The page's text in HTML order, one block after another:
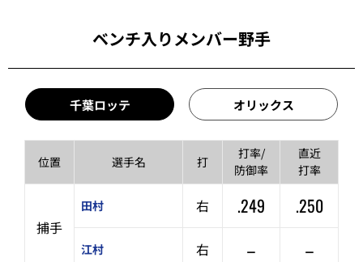
ベンチ入りメンバー野手
千葉ロッテ オリックス
位置 選手名 打
打率/
防御率
直近
打率
捕手
田村 右 .249 .250
江村 右 – –